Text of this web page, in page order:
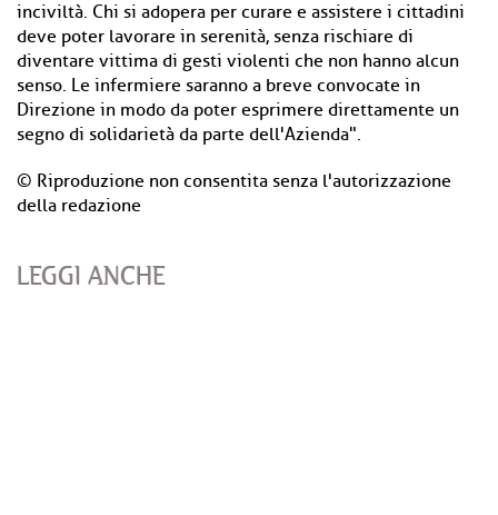
inciviltà. Chi si adopera per curare e assistere i cittadini
deve poter lavorare in serenità, senza rischiare di
diventare vittima di gesti violenti che non hanno alcun
senso. Le infermiere saranno a breve convocate in
Direzione in modo da poter esprimere direttamente un
segno di solidarietà da parte dell'Azienda".
© Riproduzione non consentita senza l'autorizzazione
della redazione
LEGGI ANCHE